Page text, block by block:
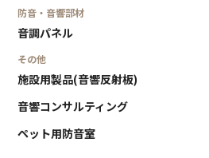
防音・音響部材
音調パネル
その他
施設用製品(音響反射板)
音響コンサルティング
ペット用防音室